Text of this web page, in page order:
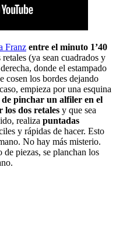
Franz entre el minuto 1’40
(ya sean cuadrados y
donde el estampado
cosen los bordes dejando
empieza por una esquina
pinchar un alfiler en el
dos retales y que sea
realiza puntadas
y rápidas de hacer. Esto
No hay más misterio.
piezas, se planchan los